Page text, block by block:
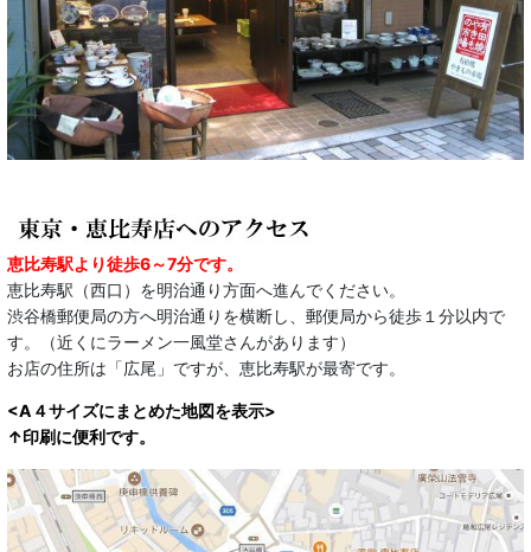
恵比寿駅より徒歩6～7分です。
恵比寿駅（西口）を明治通り方面へ進んでください。
渋谷橋郵便局の方へ明治通りを横断し、郵便局から徒歩１分以内で
す。（近くにラーメン一風堂さんがあります）
お店の住所は「広尾」ですが、恵比寿駅が最寄です。
<A４サイズにまとめた地図を表示>
↑印刷に便利です。